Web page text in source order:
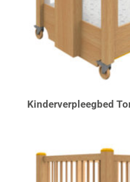
Kinderverpleegbed